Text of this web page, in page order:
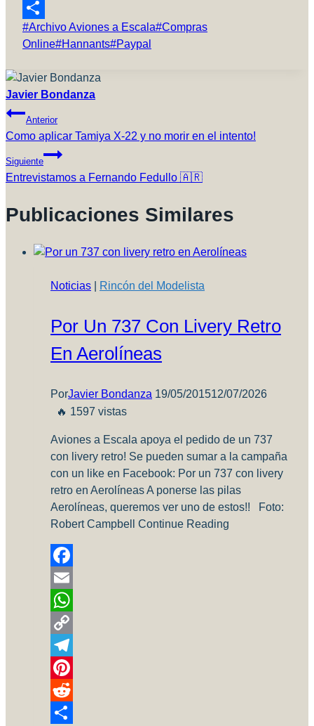
Reddit
Compartir
Etiquetas
de
entrada:
#Archivo Aviones a Escala#Compras
Online#Hannants#Paypal
Javier Bondanza
Navegación
De
Entradas
Anterior
Como aplicar Tamiya X-22 y no morir en el intento!
Siguiente
Entrevistamos a Fernando Fedullo 🇦🇷
Publicaciones Similares
Noticias Rincón del Modelista
Por Un 737 Con Livery Retro
En Aerolíneas
PorJavier Bondanza 19/05/201512/07/2026
🔥 1597 vistas
Aviones a Escala apoya el pedido de un 737
con livery retro! Se pueden sumar a la campaña
con un like en Facebook: Por un 737 con livery
retro en Aerolíneas A ponerse las pilas
Aerolíneas, queremos ver uno de estos!! Foto:
Robert Campbell Continue Reading
Facebook
Email
WhatsApp
Copy
Link
Telegram
Pinterest
Reddit